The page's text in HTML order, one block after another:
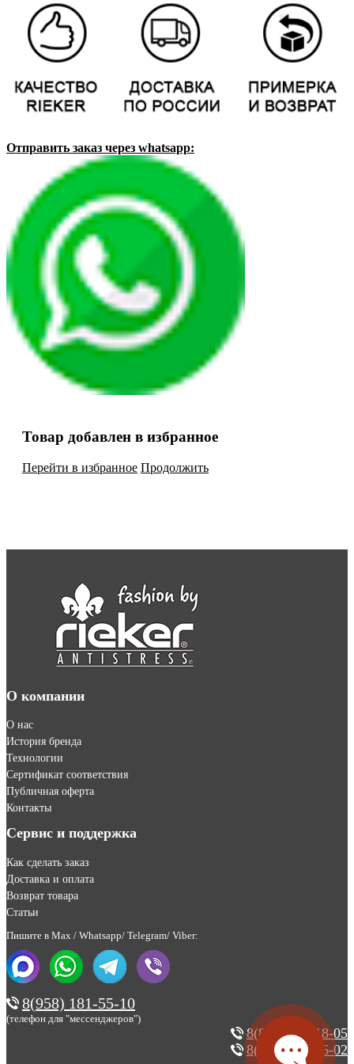
Отправить заказ через whatsapp:
Товар добавлен в избранное
Перейти в избранное Продолжить
О компании
О нас
История бренда
Технологии
Сертификат соответствия
Публичная оферта
Контакты
Сервис и поддержка
Как сделать заказ
Доставка и оплата
Возврат товара
Статьи
Пишите в Max / Whatsapp/ Telegram/ Viber:
8(958) 181-55-10
(телефон для "мессенджеров")
8(800) 200-18-05
8(495) 123-46-02